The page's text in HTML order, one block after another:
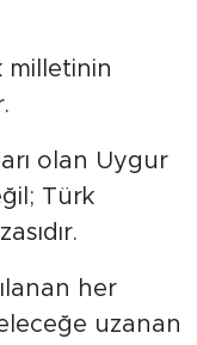
milletinin
olan Uygur
Türk
her
uzanan